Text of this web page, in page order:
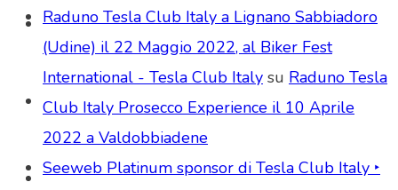
Raduno Tesla Club Italy a Lignano Sabbiadoro
(Udine) il 22 Maggio 2022, al Biker Fest
International - Tesla Club Italy su Raduno Tesla
Club Italy Prosecco Experience il 10 Aprile
2022 a Valdobbiadene
Seeweb Platinum sponsor di Tesla Club Italy ‣